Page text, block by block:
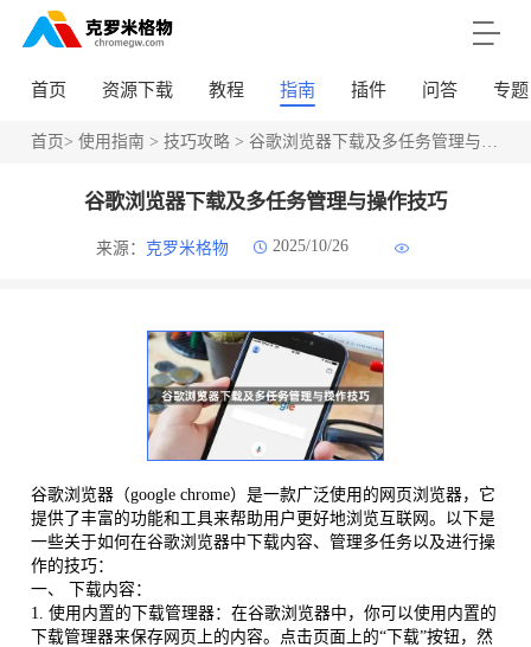
首页 资源下载 教程 指南 插件 问答 专题
首页> 使用指南 > 技巧攻略> 谷歌浏览器下载及多任务管理与操作技巧
谷歌浏览器下载及多任务管理与操作技巧
来源： 克罗米格物 2025/10/26
谷歌浏览器（google chrome）是一款广泛使用的网页浏览器，它
提供了丰富的功能和工具来帮助用户更好地浏览互联网。以下是
一些关于如何在谷歌浏览器中下载内容、管理多任务以及进行操
作的技巧：
一、 下载内容：
1. 使用内置的下载管理器：在谷歌浏览器中，你可以使用内置的
下载管理器来保存网页上的内容。点击页面上的“下载”按钮，然